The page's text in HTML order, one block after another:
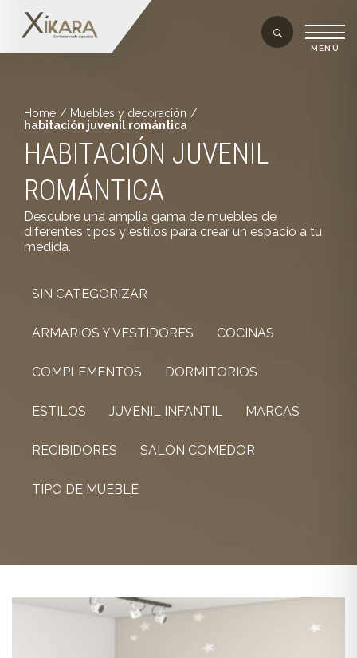
Home / Muebles y decoración /
habitación juvenil romántica
HABITACIÓN JUVENIL
ROMÁNTICA
Descubre una amplia gama de muebles de
diferentes tipos y estilos para crear un espacio a tu
medida.
SIN CATEGORIZAR
ARMARIOS Y VESTIDORES COCINAS
COMPLEMENTOS DORMITORIOS
ESTILOS JUVENIL INFANTIL MARCAS
RECIBIDORES SALÓN COMEDOR
TIPO DE MUEBLE